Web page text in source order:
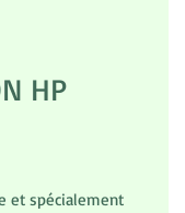
HP
et spécialement